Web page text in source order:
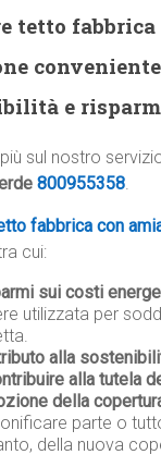
tetto fabbrica
e
sul nostro
800955358.
fabbrica con
cui:
sui costi
utilizzata per
alla
alla tutela
della
parte o
della nuova